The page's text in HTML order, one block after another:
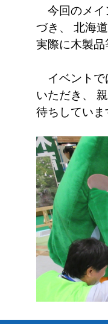
今回のメイ
づき、 北海
実際に木製
イベントで
いただき、
待ちしていま